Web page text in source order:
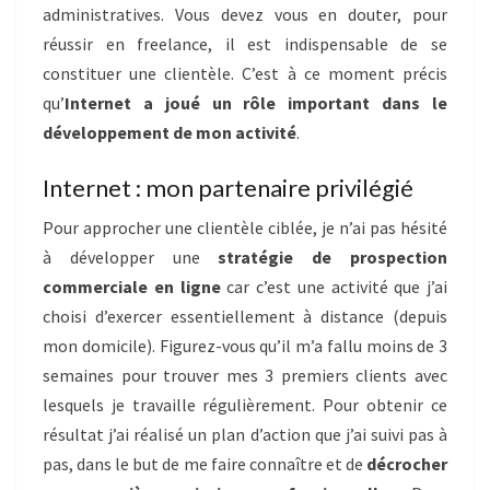
administratives. Vous devez vous en douter, pour
réussir en freelance, il est indispensable de se
constituer une clientèle. C’est à ce moment précis
qu’Internet a joué un rôle important
dans le
développement de mon activité.
Internet : mon partenaire privilégié
Pour approcher une clientèle ciblée, je n’ai pas hésité
à développer unestratégie de prospection
commerciale en lignecar c’est une activité que j’ai
choisi d’exercer essentiellement à distance (depuis
mon domicile). Figurez-vous qu’il m’a fallu moins de 3
semaines pour trouver mes 3 premiers clients avec
lesquels je travaille régulièrement. Pour obtenir ce
résultat j’ai réalisé un plan d’action que j’ai suivi pas à
pas, dans le but de me faire connaître et de décrocher